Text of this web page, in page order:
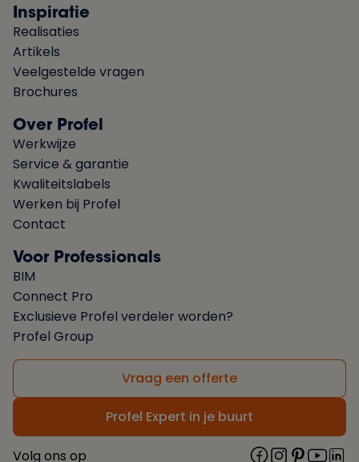
Inspiratie
Realisaties
Artikels
Veelgestelde vragen
Brochures
Over Profel
Werkwijze
Service & garantie
Kwaliteitslabels
Werken bij Profel
Contact
Voor Professionals
BIM
Connect Pro
Exclusieve Profel verdeler worden?
Profel Group
Vraag een offerte
Profel Expert in je buurt
Volg ons op